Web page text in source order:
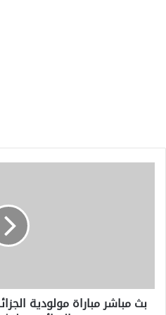
الدوري
الجزائري..
بث مباشر مباراة مولودية